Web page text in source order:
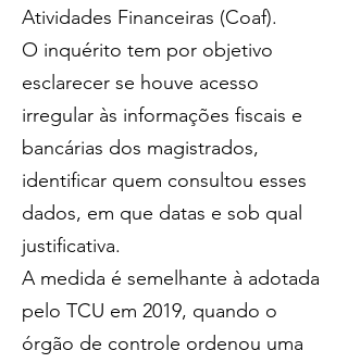
Atividades Financeiras (Coaf).
O inquérito tem por objetivo
esclarecer se houve acesso
irregular às informações fiscais e
bancárias dos magistrados,
identificar quem consultou esses
dados, em que datas e sob qual
justificativa.
A medida é semelhante à adotada
pelo TCU em 2019, quando o
órgão de controle ordenou uma